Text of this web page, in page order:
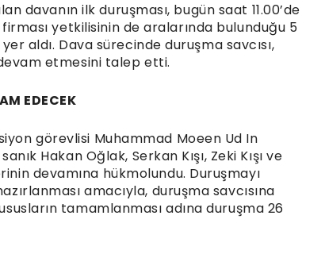
davanın ilk duruşması, bugün saat 11.00’de
yetkilisinin de aralarında bulunduğu 5
aldı. Dava sürecinde duruşma savcısı,
etmesini talep etti.
EDECEK
görevlisi Muhammad Moeen Ud In
Hakan Oğlak, Serkan Kışı, Zeki Kışı ve
devamına hükmolundu. Duruşmayı
amacıyla, duruşma savcısına
tamamlanması adına duruşma 26